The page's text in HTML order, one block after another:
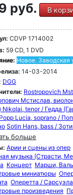
руб. В
CDVP 1714002
59 CD, 1 DVD
Новое. Заводская
14-03-2014
DGG
Rostropovich
Мстислав,
Nikolai, tenor / Гедда
Popp Lucia, soprano /
Sotin Hans, bass /
больше
Арии и сцены из опер
музыка (Страсти,
Концерт Марши,
миниатюры
Оперетта /
произведения